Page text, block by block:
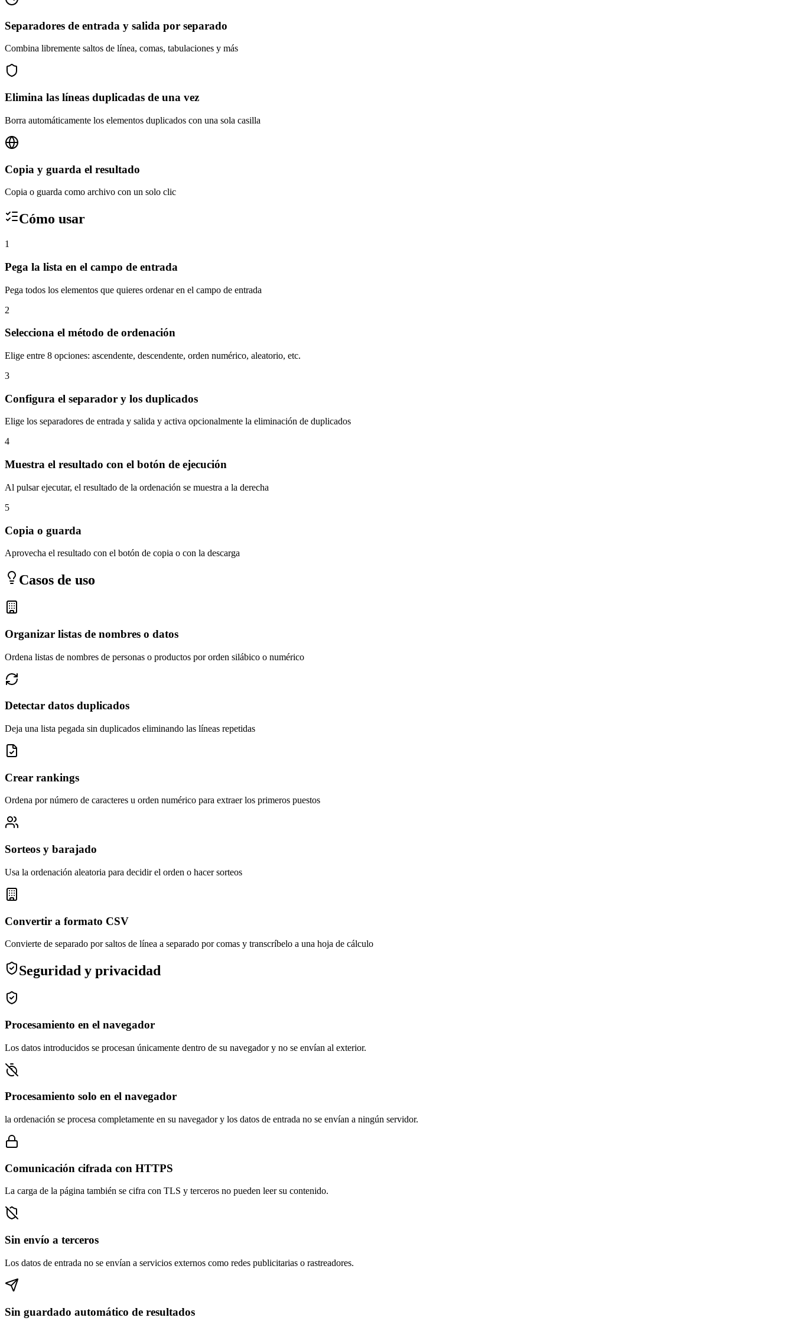
Separadores de entrada y salida por separado
Combina libremente saltos de línea, comas, tabulaciones y más
Elimina las líneas duplicadas de una vez
Borra automáticamente los elementos duplicados con una sola casilla
Copia y guarda el resultado
Copia o guarda como archivo con un solo clic
Cómo usar
1
Pega la lista en el campo de entrada
Pega todos los elementos que quieres ordenar en el campo de entrada
2
Selecciona el método de ordenación
Elige entre 8 opciones: ascendente, descendente, orden numérico, aleatorio, etc.
3
Configura el separador y los duplicados
Elige los separadores de entrada y salida y activa opcionalmente la eliminación de duplicados
4
Muestra el resultado con el botón de ejecución
Al pulsar ejecutar, el resultado de la ordenación se muestra a la derecha
5
Copia o guarda
Aprovecha el resultado con el botón de copia o con la descarga
Casos de uso
Organizar listas de nombres o datos
Ordena listas de nombres de personas o productos por orden silábico o numérico
Detectar datos duplicados
Deja una lista pegada sin duplicados eliminando las líneas repetidas
Crear rankings
Ordena por número de caracteres u orden numérico para extraer los primeros puestos
Sorteos y barajado
Usa la ordenación aleatoria para decidir el orden o hacer sorteos
Convertir a formato CSV
Convierte de separado por saltos de línea a separado por comas y transcríbelo a una hoja de cálculo
Seguridad y privacidad
Procesamiento en el navegador
Los datos introducidos se procesan únicamente dentro de su navegador y no se envían al exterior.
Procesamiento solo en el navegador
la ordenación se procesa completamente en su navegador y los datos de entrada no se envían a ningún servidor.
Comunicación cifrada con HTTPS
La carga de la página también se cifra con TLS y terceros no pueden leer su contenido.
Sin envío a terceros
Los datos de entrada no se envían a servicios externos como redes publicitarias o rastreadores.
Sin guardado automático de resultados